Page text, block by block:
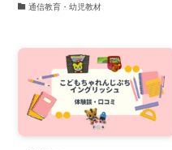
通信教育・幼児教材